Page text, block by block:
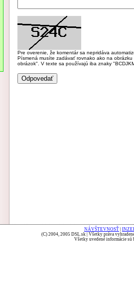
Pre overenie, že komentár sa nepridáva
Písmená musíte zadávať rovnako ako na
obrázok". V texte sa používajú iba znaky
NÁVŠTEVNOSŤ
(C) 2004, 2005 DSL.sk | Všetky práva
Všetky uvedené informácie sú